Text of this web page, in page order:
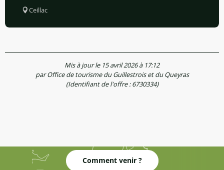
Ceillac
Mis à jour le 15 avril 2026 à 17:12
par Office de tourisme du Guillestrois et du Queyras
(Identifiant de l'offre :6730334)
Comment venir ?